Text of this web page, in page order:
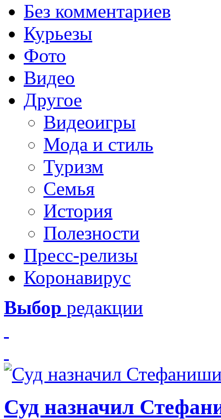
Без комментариев
Курьезы
Фото
Видео
Другое
Видеоигры
Мода и стиль
Туризм
Семья
История
Полезности
Пресс-релизы
Коронавирус
Выбор редакции
Суд назначил